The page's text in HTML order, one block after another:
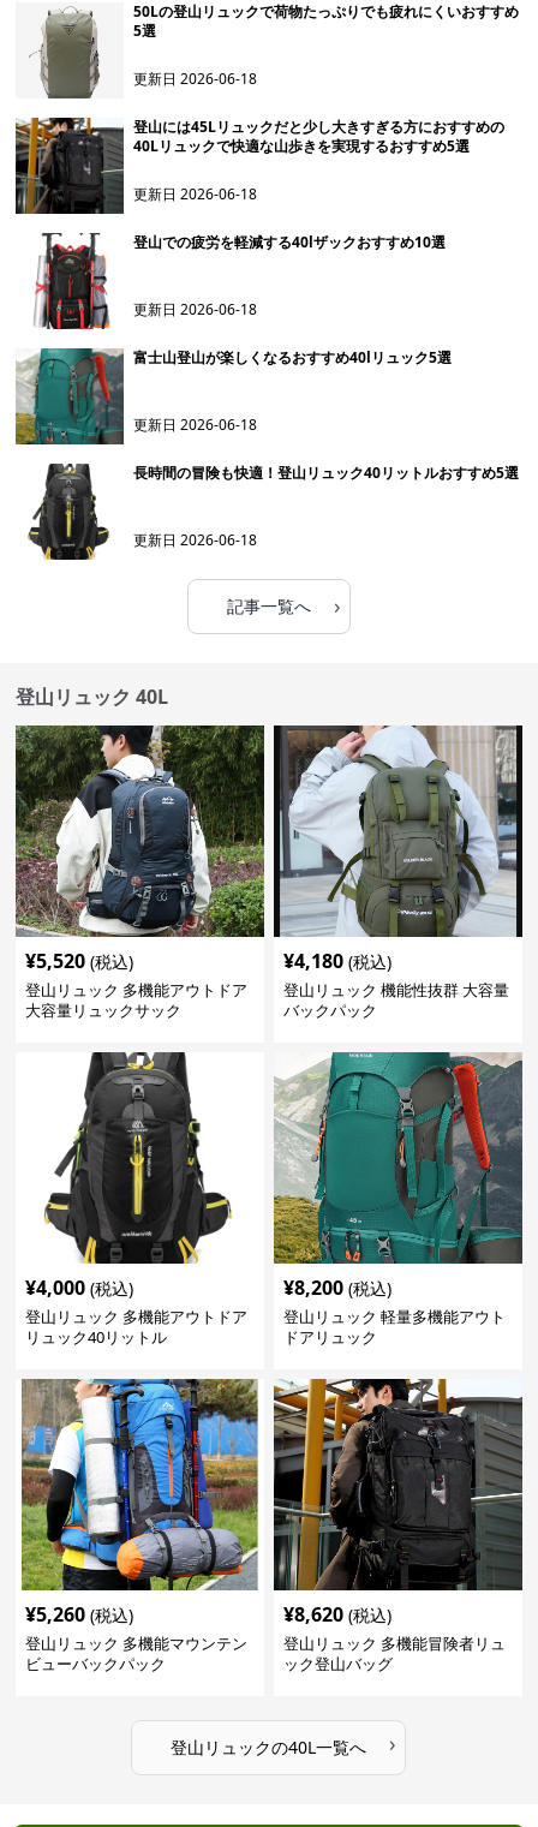
50Lの登山リュックで荷物たっぷりでも疲れにくいおすすめ
5選
更新日2026-06-18
登山には45Lリュックだと少し大きすぎる方におすすめの
40Lリュックで快適な山歩きを実現するおすすめ5選
更新日2026-06-18
登山での疲労を軽減する40lザックおすすめ10選
更新日2026-06-18
富士山登山が楽しくなるおすすめ40lリュック5選
更新日2026-06-18
長時間の冒険も快適！登山リュック40リットルおすすめ5選
更新日2026-06-18
記事一覧へ ›
登山リュック 40L
¥5,520 (税込)
登山リュック 多機能アウトドア
大容量リュックサック
¥4,180 (税込)
登山リュック 機能性抜群 大容量
バックパック
¥4,000 (税込)
登山リュック 多機能アウトドア
リュック40リットル
¥8,200 (税込)
登山リュック 軽量多機能アウト
ドアリュック
¥5,260 (税込)
登山リュック 多機能マウンテン
ビューバックパック
¥8,620 (税込)
登山リュック 多機能冒険者リュ
ック登山バッグ
登山リュックの40L一覧へ ›